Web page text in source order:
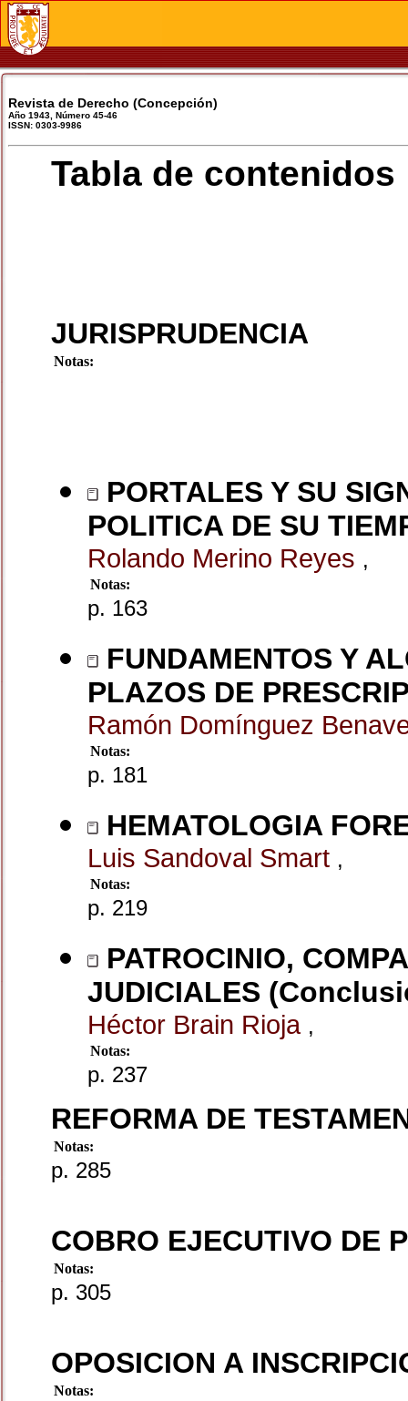
Revista de Derecho (Concepción)
Año 1943, Número 45-46
ISSN: 0303-9986
Tabla de contenidos
JURISPRUDENCIA
Notas:
PORTALES Y SU
POLITICA DE SU
Rolando Merino Reyes ,
Notas:
p. 163
FUNDAMENTOS Y
PLAZOS DE
Ramón Domínguez
Notas:
p. 181
HEMATOLOGIA
Luis Sandoval Smart ,
Notas:
p. 219
PATROCINIO,
JUDICIALES
Héctor Brain Rioja ,
Notas:
p. 237
REFORMA DE
Notas:
p. 285
COBRO EJECUTIVO DE
Notas:
p. 305
OPOSICION A
Notas: